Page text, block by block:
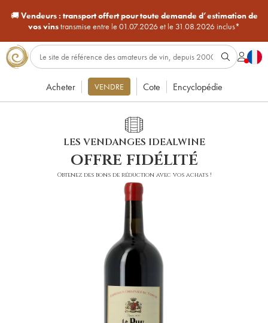
🚚Vendeurs : transport offert pour toute demande d’estimation de
vos vinstransmise entre le 01.07.2026 et le 31.08.2026 inclus*
Acheter VENDRE Cote Encyclopédie
LES VENDANGES IDEALWINE
offre fidélité
Obtenez des bons de réduction avec vos achats !